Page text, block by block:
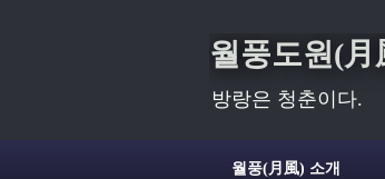
월풍도원(月
방랑은 청춘이다.
월풍(月風) 소개